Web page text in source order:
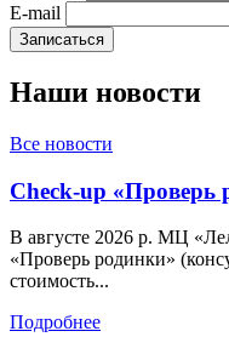
E-mail
Наши новости
Все новости
Check-up «Проверь
В августе 2026 р. МЦ
«Проверь родинки»
стоимость...
Подробнее